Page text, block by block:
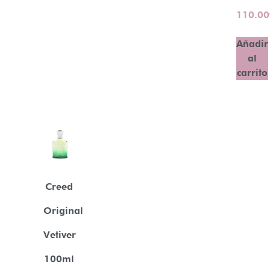
110.00
Añadir
al
carrito
Creed
Original
Vetiver
100ml